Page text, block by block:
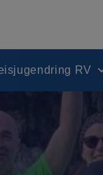
RV